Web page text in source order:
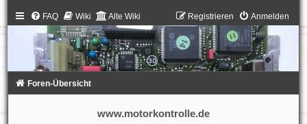
FAQ Wiki Alte Wiki Anmelden
Registrieren
Foren-Übersicht
www.motorkontrolle.de